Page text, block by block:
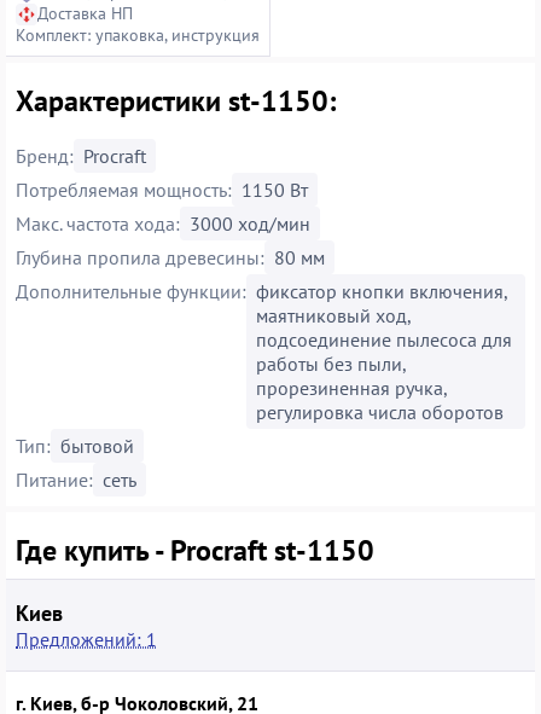
Доставка НП
Комплект: упаковка, инструкция
Характеристики st-1150:
Бренд: Procraft
Потребляемая мощность: 1150 Вт
Макс. частота хода: 3000 ход/мин
Глубина пропила древесины: 80 мм
Дополнительные функции: фиксатор кнопки включения,
маятниковый ход,
подсоединение пылесоса для
работы без пыли,
прорезиненная ручка,
регулировка числа оборотов
Тип: бытовой
Питание: сеть
Где купить - Procraft st-1150
Киев
Предложений: 1
г. Киев, б-р Чоколовский, 21